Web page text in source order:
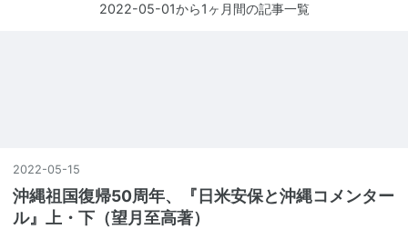
2022-05-01から1ヶ月間の記事一覧
2022-05-15
沖縄祖国復帰50周年、『日米安保と沖縄コメンター
ル』上・下（望月至高著）